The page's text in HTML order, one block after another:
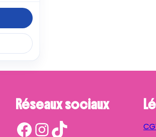
Réseaux sociaux
Facebook InstagramTikTok